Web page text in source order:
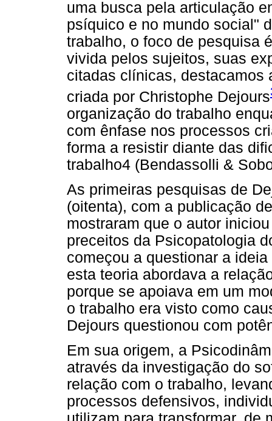
uma busca pela articulação
psíquico e no mundo social"
trabalho, o foco de pesquisa
vivida pelos sujeitos, suas
citadas clínicas, destacamos
criada por Christophe Dejours
organização do trabalho
com ênfase nos processos
forma a resistir diante das
trabalho4 (Bendassolli &
As primeiras pesquisas de
(oitenta), com a publicação
mostraram que o autor
preceitos da Psicopatologia
começou a questionar a
esta teoria abordava a
porque se apoiava em um
o trabalho era visto como
Dejours questionou com
Em sua origem, a
através da investigação do
relação com o trabalho,
processos defensivos,